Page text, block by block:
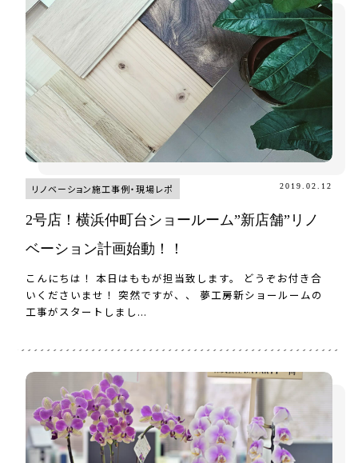
リノベーション施工事例・現場レポ 2019.02.12
2号店！横浜仲町台ショールーム”新店舗”リノ
ベーション計画始動！！
こんにちは！ 本日はももが担当致します。 どうぞお付き合
いくださいませ！ 突然ですが、、 夢工房新ショールームの
工事がスタートしまし...